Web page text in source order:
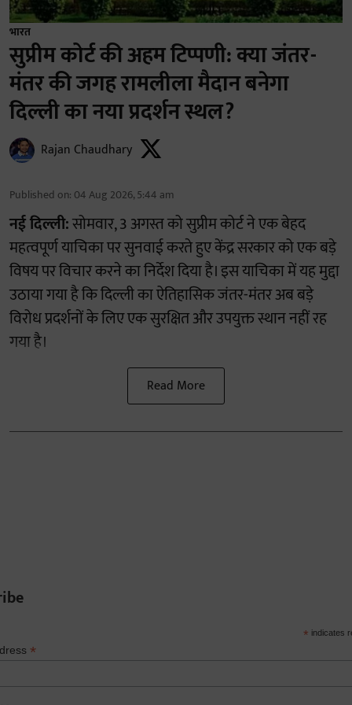
भारत
सुप्रीम कोर्ट की अहम टिप्पणी: क्या जंतर-
मंतर की जगह रामलीला मैदान बनेगा
दिल्ली का नया प्रदर्शन स्थल?
Rajan Chaudhary
Published on: 04 Aug 2026, 5:44 am
नई दिल्ली:सोमवार, 3 अगस्त को सुप्रीम कोर्ट ने एक बेहद
महत्वपूर्ण याचिका पर सुनवाई करते हुए केंद्र सरकार को एक बड़े
विषय पर विचार करने का निर्देश दिया है। इस याचिका में यह मुद्दा
उठाया गया है कि दिल्ली का ऐतिहासिक जंतर-मंतर अब बड़े
विरोध प्रदर्शनों के लिए एक सुरक्षित और उपयुक्त स्थान नहीं रह
गया है।
Read More
* indicates
*